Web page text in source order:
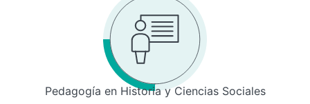
Pedagogía en Historia y Ciencias Sociales